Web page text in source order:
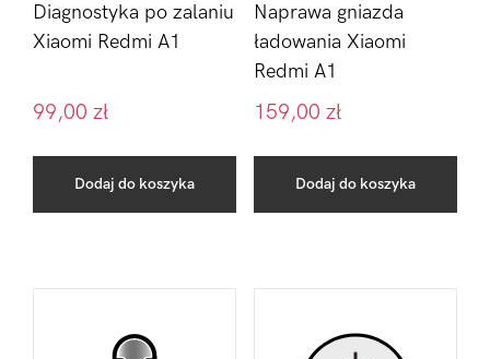
Diagnostyka po zalaniu
Xiaomi Redmi A1
99,00 zł
Dodaj do koszyka
Naprawa gniazda
ładowania Xiaomi
Redmi A1
159,00 zł
Dodaj do koszyka